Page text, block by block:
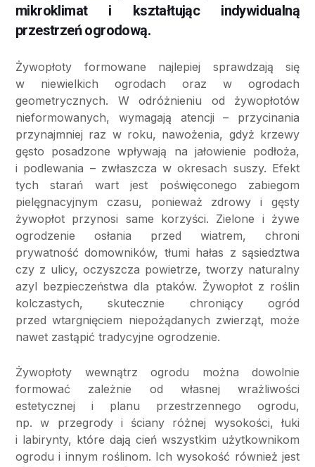
mikroklimat i kształtując indywidualną
przestrzeń ogrodową.
Żywopłoty formowane najlepiej sprawdzają się
w niewielkich ogrodach oraz w ogrodach
geometrycznych. W odróżnieniu od żywopłotów
nieformowanych, wymagają atencji – przycinania
przynajmniej raz w roku, nawożenia, gdyż krzewy
gęsto posadzone wpływają na jałowienie podłoża,
i podlewania – zwłaszcza w okresach suszy. Efekt
tych starań wart jest poświęconego zabiegom
pielęgnacyjnym czasu, ponieważ zdrowy i gęsty
żywopłot przynosi same korzyści. Zielone i żywe
ogrodzenie osłania przed wiatrem, chroni
prywatność domowników, tłumi hałas z sąsiedztwa
czy z ulicy, oczyszcza powietrze, tworzy naturalny
azyl bezpieczeństwa dla ptaków. Żywopłot z roślin
kolczastych, skutecznie chroniący ogród
przed wtargnięciem niepożądanych zwierząt, może
nawet zastąpić tradycyjne ogrodzenie.
Żywopłoty wewnątrz ogrodu można dowolnie
formować zależnie od własnej wrażliwości
estetycznej i planu przestrzennego ogrodu,
np. w przegrody i ściany różnej wysokości, łuki
i labirynty, które dają cień wszystkim użytkownikom
ogrodu i innym roślinom. Ich wysokość również jest